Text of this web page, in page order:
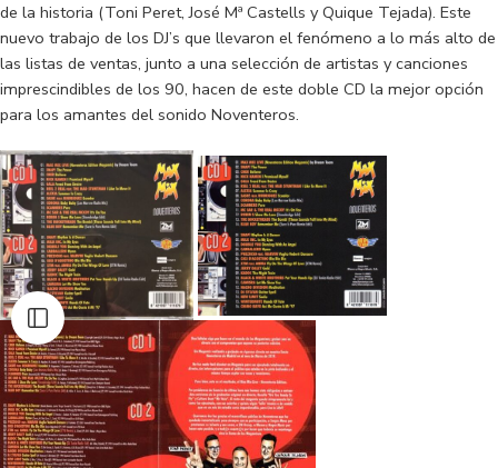
de la historia (Toni Peret, José Mª Castells y Quique Tejada). Este
nuevo trabajo de los DJ’s que llevaron el fenómeno a lo más alto de
las listas de ventas, junto a una selección de artistas y canciones
imprescindibles de los 90, hacen de este doble CD la mejor opción
para los amantes del sonido Noventeros.